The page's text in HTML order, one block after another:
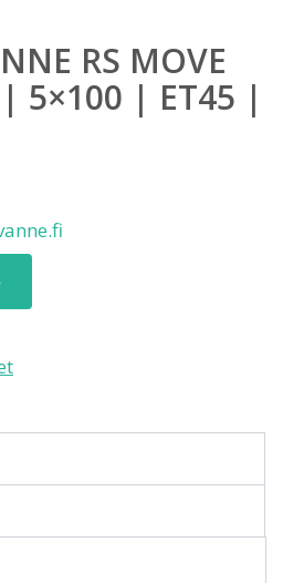
RS MOVE
5×100 | ET45 |